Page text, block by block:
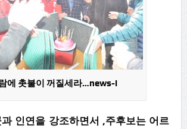
에 촛불이 꺼질세라…news-i
인연을 강조하면서 ,주후보는 어르